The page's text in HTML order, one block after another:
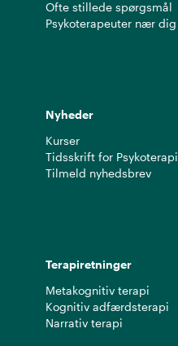
Ofte stillede spørgsmål
Psykoterapeuter nær dig
Nyheder
Kurser
Tidsskrift for Psykoterapi
Tilmeld nyhedsbrev
Terapiretninger
Metakognitiv terapi
Kognitiv adfærdsterapi
Narrativ terapi